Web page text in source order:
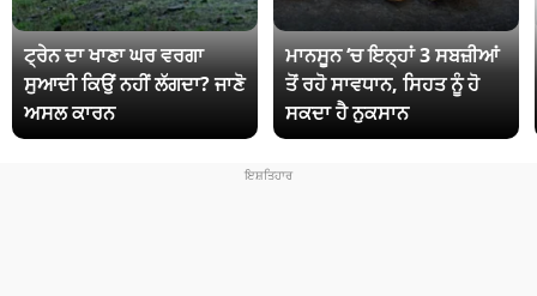
ਟ੍ਰੇਨ ਦਾ ਖਾਣਾ ਘਰ ਵਰਗਾ
ਸੁਆਦੀ ਕਿਉਂ ਨਹੀਂ ਲੱਗਦਾ? ਜਾਣੋ
ਅਸਲ ਕਾਰਨ
ਮਾਨਸੂਨ ‘ਚ ਇਨ੍ਹਾਂ 3 ਸਬਜ਼ੀਆਂ
ਤੋਂ ਰਹੋ ਸਾਵਧਾਨ, ਸਿਹਤ ਨੂੰ ਹੋ
ਸਕਦਾ ਹੈ ਨੁਕਸਾਨ